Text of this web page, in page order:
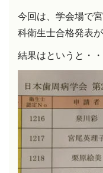
今回は、学会場で
科衛生士合格発表が
結果はというと・・